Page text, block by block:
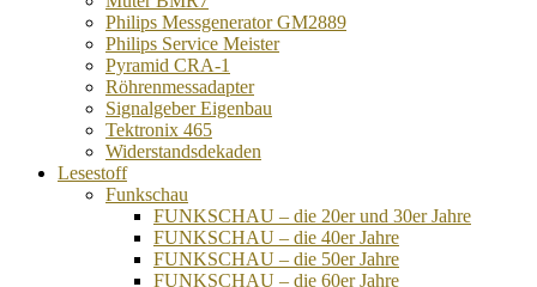
Philips Messgenerator GM2889
Philips Service Meister
Pyramid CRA-1
Röhrenmessadapter
Signalgeber Eigenbau
Tektronix 465
Widerstandsdekaden
Lesestoff
Funkschau
FUNKSCHAU – die 20er und 30er Jahre
FUNKSCHAU – die 40er Jahre
FUNKSCHAU – die 50er Jahre
FUNKSCHAU – die 60er Jahre